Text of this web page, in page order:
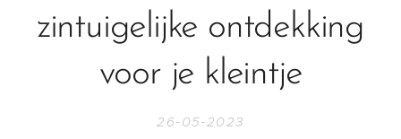
zintuigelijke ontdekking
voor je kleintje
26-05-2023